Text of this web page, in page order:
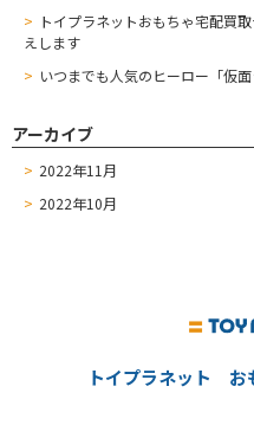
トイプラネットおもちゃ宅配買
えします
いつまでも人気のヒーロー「仮面
アーカイブ
2022年11月
2022年10月
トイプラネット お